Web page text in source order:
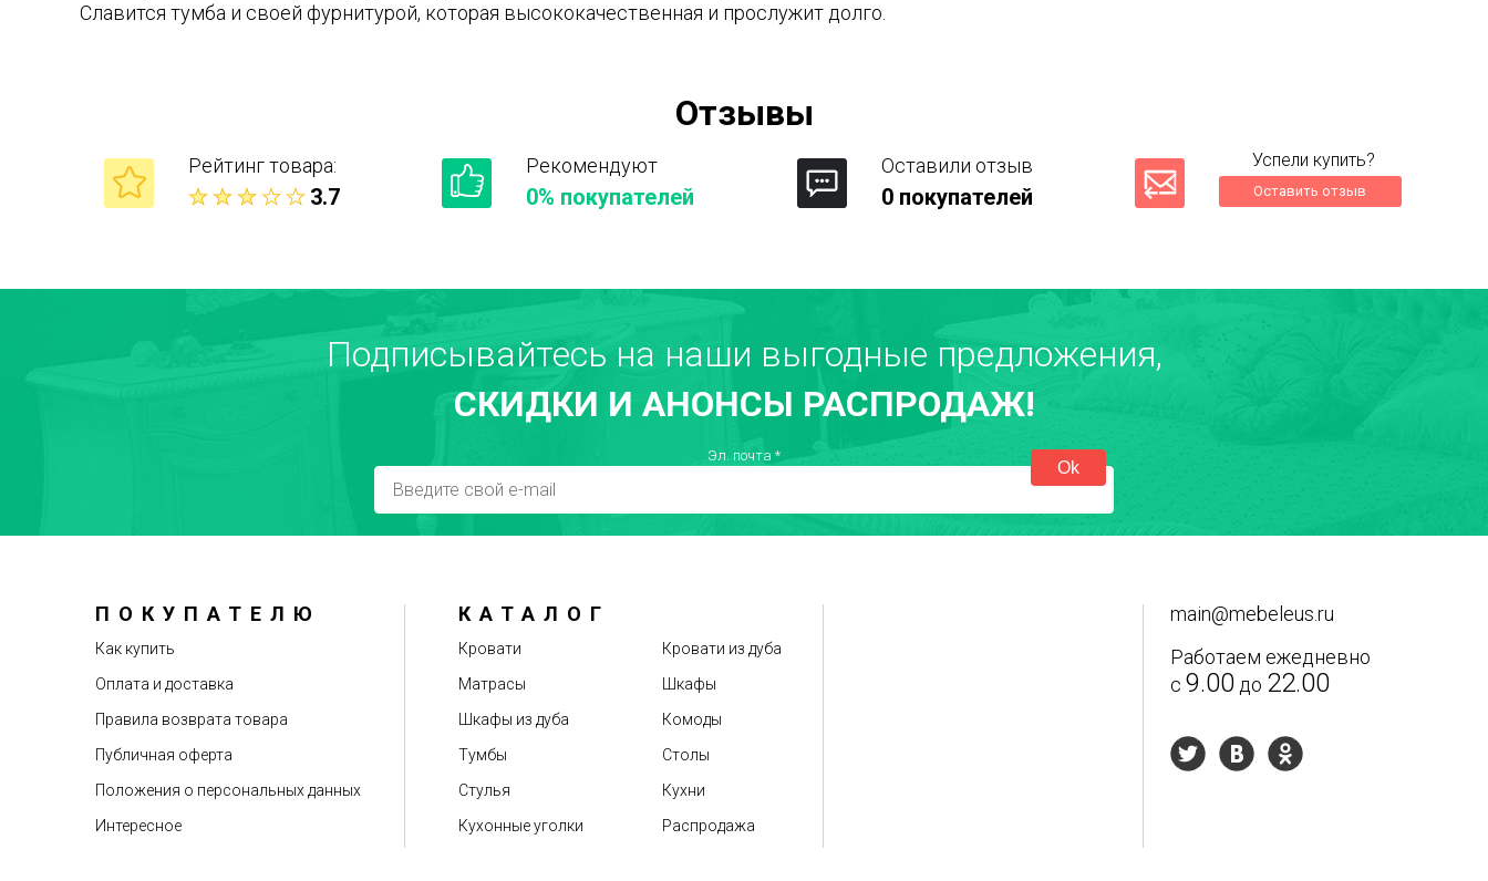
Славится тумба и своей фурнитурой, которая высококачественная и прослужит долго.
Отзывы
Рейтинг товара:
3.7
Рекомендуют
0% покупателей
Оставили отзыв
0 покупателей
Успели купить?
Оставить отзыв
Недостатки Текст отзыва
Подписывайтесь на наши выгодные предложения,
СКИДКИ И АНОНСЫ РАСПРОДАЖ!
Эл. почта *
ПОКУПАТЕЛЮ
Как купить
Оплата и доставка
Правила возврата товара
Публичная оферта
Положения о персональных данных
Интересное
КАТАЛОГ
Кровати
Кровати из дуба
Матрасы
Шкафы
Шкафы из дуба
Комоды
Тумбы
Столы
Стулья
Кухни
Кухонные уголки
Распродажа
main@mebeleus.ru
Работаем ежедневно
с 9.00 до 22.00